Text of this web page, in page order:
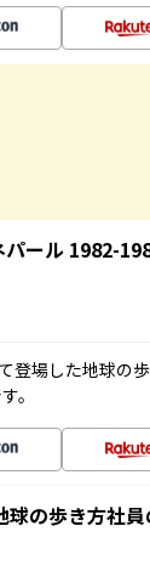
ール 1982-
登場した地球
。
の歩き方社